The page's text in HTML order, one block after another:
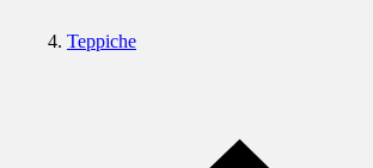
Teppiche